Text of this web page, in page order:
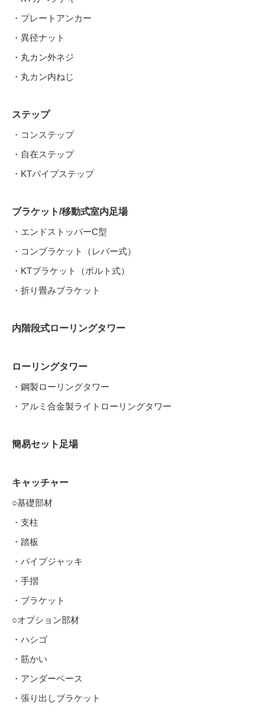
・プレートアンカー
・異径ナット
・丸カン外ネジ
・丸カン内ねじ
ステップ
・コンステップ
・自在ステップ
・KTパイプステップ
ブラケット/移動式室内足場
・エンドストッパーC型
・コンブラケット（レバー式）
・KTブラケット（ボルト式）
・折り畳みブラケット
内階段式ローリングタワー
ローリングタワー
・鋼製ローリングタワー
・アルミ合金製ライトローリングタワー
簡易セット足場
キャッチャー
○基礎部材
・支柱
・踏板
・パイプジャッキ
・手摺
・ブラケット
○オプション部材
・ハシゴ
・筋かい
・アンダーベース
・張り出しブラケット